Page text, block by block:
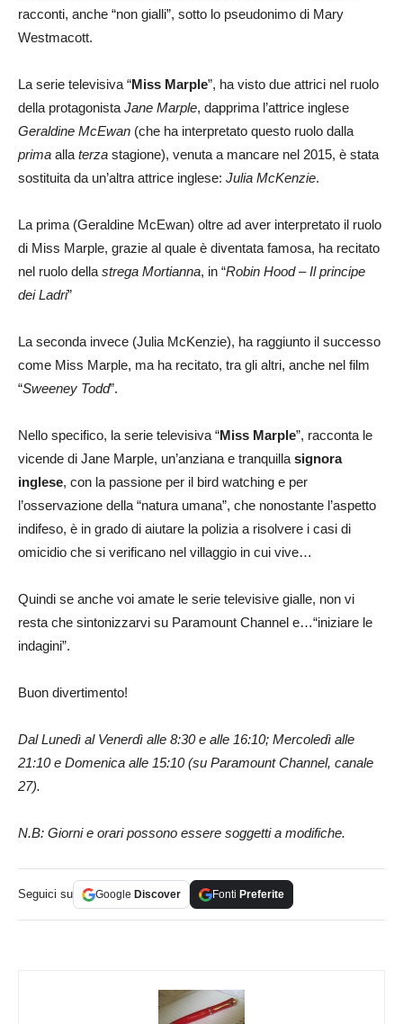
racconti, anche “non gialli”, sotto lo pseudonimo di Mary
Westmacott.
La serie televisiva “Miss Marple”, ha visto due attrici nel ruolo
della protagonistaJane Marple, dapprima l’attrice inglese
Geraldine McEwan (che ha interpretato questo ruolo dalla
prima allaterza stagione), venuta a mancare nel 2015, è stata
sostituita da un’altra attrice inglese: Julia McKenzie.
La prima (Geraldine McEwan) oltre ad aver interpretato il ruolo
di Miss Marple, grazie al quale è diventata famosa, ha recitato
nel ruolo dellastrega Mortianna, in “Robin Hood – Il principe
dei Ladri”
La seconda invece (Julia McKenzie), ha raggiunto il successo
come Miss Marple, ma ha recitato, tra gli altri, anche nel film
“Sweeney Todd”.
Nello specifico, la serie televisiva “Miss Marple”, racconta le
vicende di Jane Marple, un’anziana e tranquillasignora
inglese, con la passione per il bird watching e per
l’osservazione della “natura umana”, che nonostante l’aspetto
indifeso, è in grado di aiutare la polizia a risolvere i casi di
omicidio che si verificano nel villaggio in cui vive…
Quindi se anche voi amate le serie televisive gialle, non vi
resta che sintonizzarvi su Paramount Channel e…“iniziare le
indagini”.
Buon divertimento!
Dal Lunedì al Venerdì alle 8:30 e alle 16:10; Mercoledì alle
21:10 e Domenica alle 15:10 (su Paramount Channel, canale
27).
N.B: Giorni e orari possono essere soggetti a modifiche.
Seguici su Google Discover Fonti Preferite